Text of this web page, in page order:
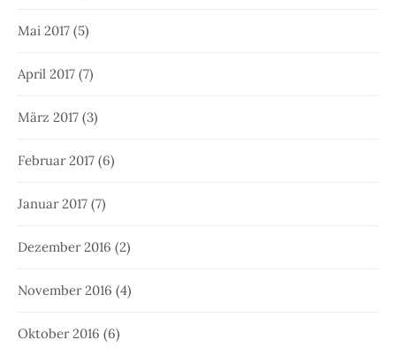
Mai 2017 (5)
April 2017 (7)
März 2017 (3)
Februar 2017 (6)
Januar 2017 (7)
Dezember 2016 (2)
November 2016 (4)
Oktober 2016 (6)